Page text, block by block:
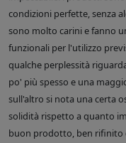
condizioni perfette, senza
sono molto carini e fanno
funzionali per l'utilizzo
qualche perplessità
po' più spesso e una
sull'altro si nota una certa
solidità rispetto a quanto
buon prodotto, ben rifinito